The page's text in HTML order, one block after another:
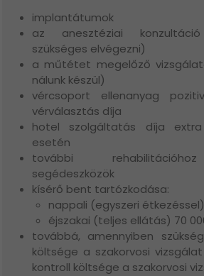
implantátumok
az anesztéziai
szükséges elvégezni)
a műtétet megelőző
nálunk készül)
vércsoport ellenanyag
vérválasztás díja
hotel szolgáltatás díja
esetén
további
segédeszközök
kísérő bent tartózkodása:
nappali (egyszeri
éjszakai (teljes ellátás) 70
továbbá, amennyiben
költsége a szakorvosi
kontroll költsége a szakorvosi